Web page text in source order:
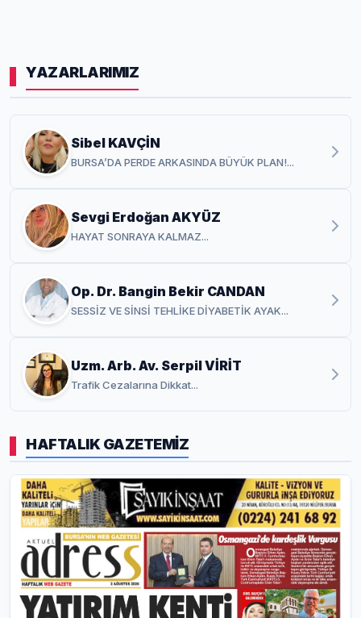
YAZARLARIMIZ
Sibel KAVÇİN
BURSA’DA PERDE ARKASINDA BÜYÜK PLAN!...
Sevgi Erdoğan AKYÜZ
HAYAT SONRAYA KALMAZ...
Op. Dr. Bangin Bekir CANDAN
SESSİZ VE SİNSİ TEHLİKE DİYABETİK AYAK...
Uzm. Arb. Av. Serpil VİRİT
Trafik Cezalarına Dikkat...
HAFTALIK GAZETEMİZ